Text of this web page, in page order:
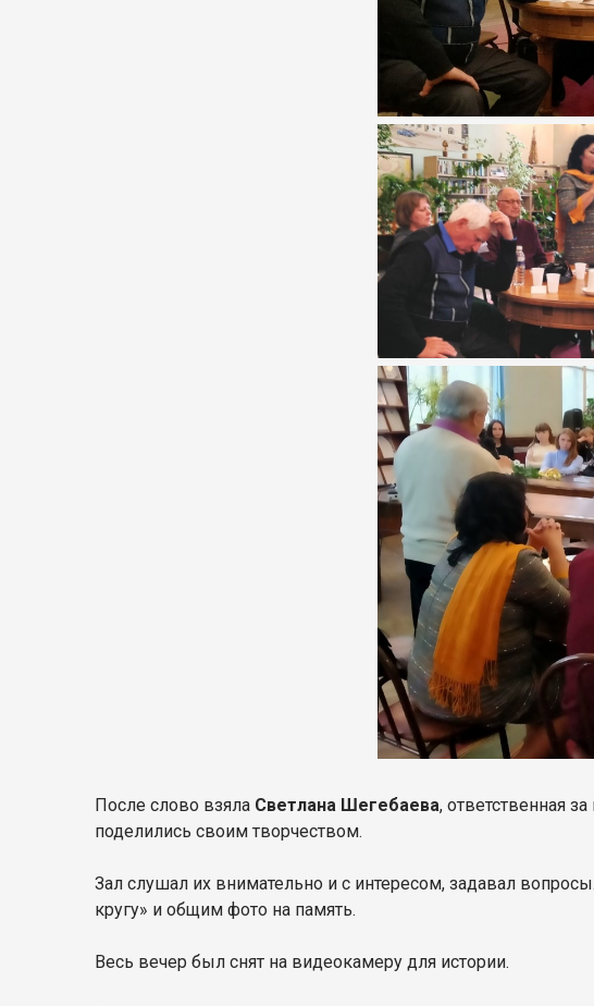
После слово взяла Светлана Шегебаева, ответственная
поделились своим творчеством.
Зал слушал их внимательно и с интересом, задавал
кругу» и общим фото на память.
Весь вечер был снят на видеокамеру для истории.